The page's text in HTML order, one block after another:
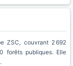
ZSC, couvrant 2 692
forêts publiques. Elle